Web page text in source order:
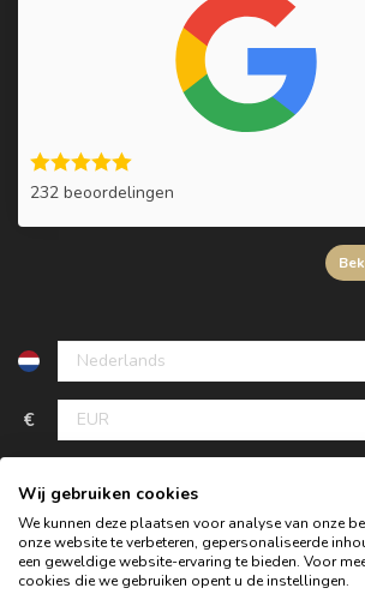
232 beoordelingen
€
Wij gebruiken cookies
We kunnen deze plaatsen voor analyse van onze
onze website te verbeteren, gepersonaliseerde
een geweldige website-ervaring te bieden. Voor
cookies die we gebruiken opent u de instellingen.